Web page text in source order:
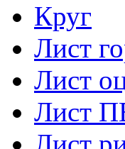
Круг
Лист
Лист
Лист